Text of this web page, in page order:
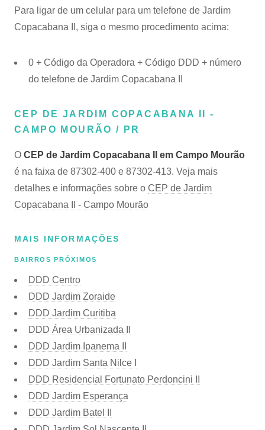
Para ligar de um celular para um telefone de Jardim
Copacabana II, siga o mesmo procedimento acima:
0 + Código da Operadora + Código DDD + número
do telefone de Jardim Copacabana II
CEP DE JARDIM COPACABANA II -
CAMPO MOURÃO / PR
O CEP de Jardim Copacabana II em Campo Mourão
é na faixa de 87302-400 e 87302-413. Veja mais
detalhes e informações sobre o CEP de Jardim
Copacabana II - Campo Mourão
MAIS INFORMAÇÕES
BAIRROS PRÓXIMOS
DDD Centro
DDD Jardim Zoraide
DDD Jardim Curitiba
DDD Área Urbanizada II
DDD Jardim Ipanema II
DDD Jardim Santa Nilce I
DDD Residencial Fortunato Perdoncini II
DDD Jardim Esperança
DDD Jardim Batel II